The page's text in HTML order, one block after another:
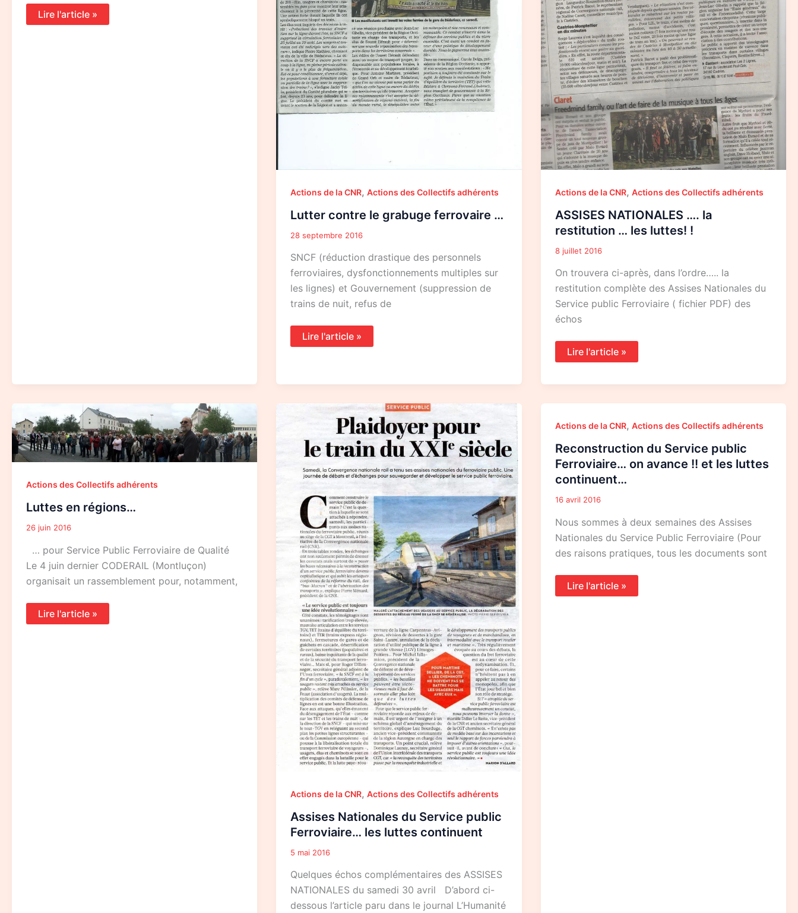
Lire l'article »
Actions de la CNR,Actions des Collectifs adhérents
Lutter contre le grabuge ferrovaire …
28 septembre 2016
SNCF (réduction drastique des personnels
ferroviaires, dysfonctionnements multiples sur
les lignes) et Gouvernement (suppression de
trains de nuit, refus de
Lire l'article »
Actions de la CNR, Actions des Collectifs adhérents
ASSISES NATIONALES …. la
restitution … les luttes! !
8 juillet 2016
On trouvera ci-après, dans l’ordre….. la
restitution complète des Assises Nationales du
Service public Ferroviaire ( fichier PDF) des
échos
Lire l'article »
Actions des Collectifs adhérents
Luttes en régions…
26 juin 2016
… pour Service Public Ferroviaire de Qualité
Le 4 juin dernier CODERAIL (Montluçon)
organisait un rassemblement pour, notamment,
en
régions…
Lire l'article »
Actions de la CNR,Actions des Collectifs adhérents
Assises Nationales du Service public
Ferroviaire… les luttes continuent
5 mai 2016
Quelques échos complémentaires des ASSISES
NATIONALES du samedi 30 avril D’abord ci-
dessous l’article paru dans le journal L’Humanité
Assises
Nationales
du
public
Ferroviaire…
les
luttes
continuent
Actions de la CNR, Actions des Collectifs adhérents
Reconstruction du Service public
Ferroviaire… on avance !! et les luttes
continuent…
16 avril 2016
Nous sommes à deux semaines des Assises
Nationales du Service Public Ferroviaire (Pour
des raisons pratiques, tous les documents sont
Reconstruction
du
public
Ferroviaire…
on
avance
et
continuent…
Lire l'article »